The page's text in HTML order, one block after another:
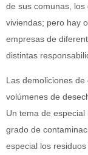
de sus comunas,
viviendas; pero hay
empresas de
distintas
Las demoliciones
volúmenes de
Un tema de
grado de
especial los residuos